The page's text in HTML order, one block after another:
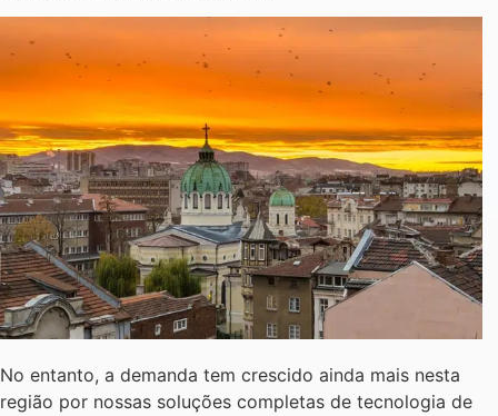
No entanto, a demanda tem crescido ainda mais nesta
região por nossas soluções completas de tecnologia de